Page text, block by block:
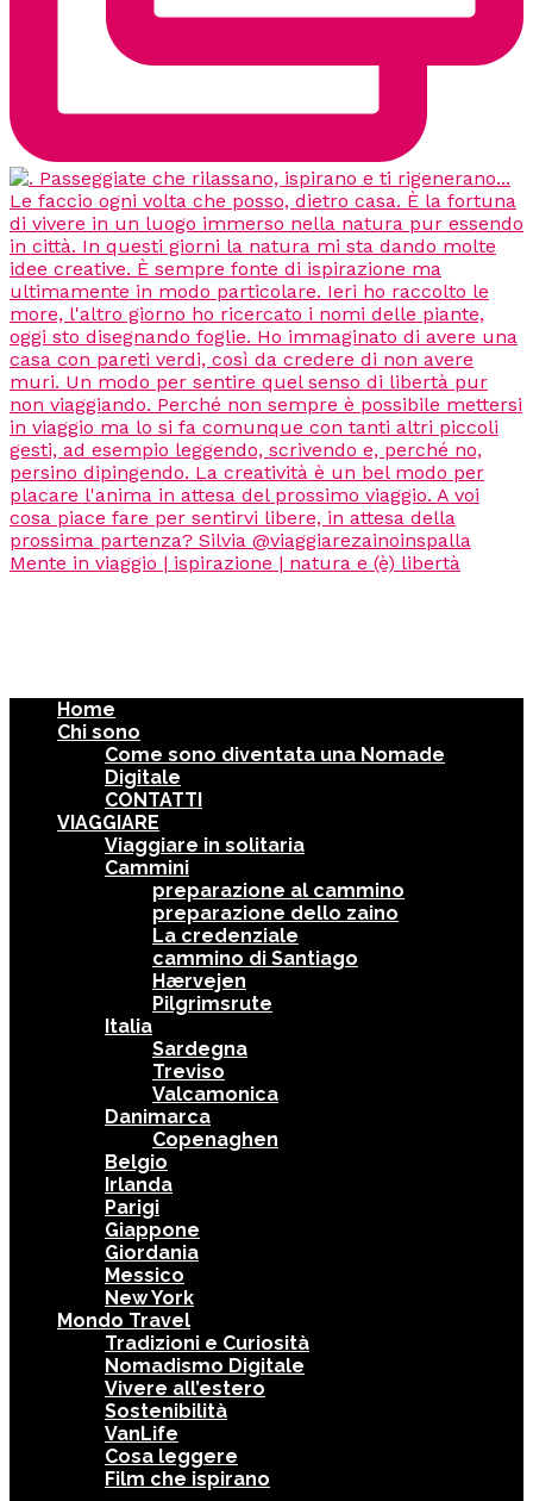
Home
Chi sono
Come sono diventata una Nomade
Digitale
CONTATTI
VIAGGIARE
Viaggiare in solitaria
Cammini
preparazione al cammino
preparazione dello zaino
La credenziale
cammino di Santiago
Hærvejen
Pilgrimsrute
Italia
Sardegna
Treviso
Valcamonica
Danimarca
Copenaghen
Belgio
Irlanda
Parigi
Giappone
Giordania
Messico
New York
Mondo Travel
Tradizioni e Curiosità
Nomadismo Digitale
Vivere all’estero
Sostenibilità
VanLife
Cosa leggere
Film che ispirano